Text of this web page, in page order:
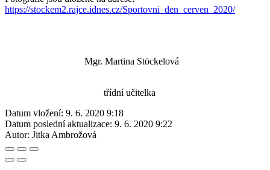
https://stockem2.rajce.idnes.cz/Sportovni_den_cerven_2020/
Mgr. Martina Stöckelová
třídní učitelka
Datum vložení: 9. 6. 2020 9:18
Datum poslední aktualizace: 9. 6. 2020 9:22
Autor: Jitka Ambrožová